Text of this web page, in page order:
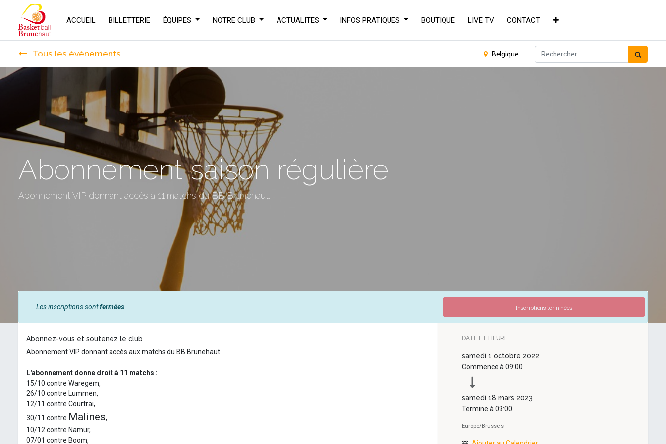
ACCUEIL BILLETTERIE ÉQUIPES NOTRE CLUB ACTUALITES INFOS PRATIQUES BOUTIQUE LIVE TV CONTACT
Tous les événements Belgique
Abonnement saison régulière
Abonnement VIP donnant accès à 11 matchs du BB Brunehaut.
Les inscriptions sontfermées Inscriptions terminées
Abonnez-vous et soutenez le club
Abonnement VIP donnant accès aux matchs du BB Brunehaut.
L'abonnement donne droit à 11 matchs :
15/10 contre Waregem,
26/10 contre Lummen,
12/11 contre Courtrai,
30/11 contre Malines,
10/12 contre Namur,
07/01 contre Boom,
DATE ET HEURE
samedi 1 octobre 2022
Commence à 09:00
samedi 18 mars 2023
Termine à 09:00
Europe/Brussels
Découvrez l'un de
Clicker sur l'image